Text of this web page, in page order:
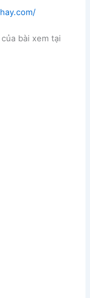
bài xem tại